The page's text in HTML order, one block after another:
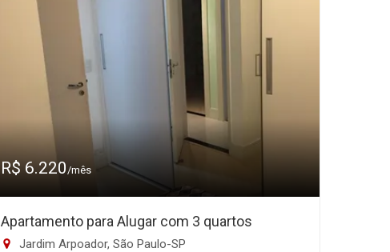
R$ 6.220/mês
Apartamento para Alugar com 3 quartos
Jardim Arpoador, São Paulo-SP